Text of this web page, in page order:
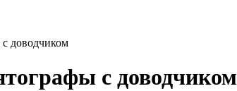
доводчиком
с доводчиком